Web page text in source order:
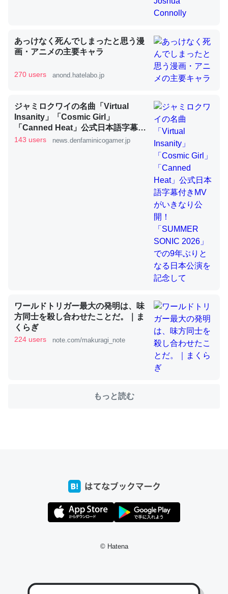
論文では「淡水はカルシウムも酸素も不足してて両方に不
利だから両方が拮抗してるのでは」とあって面白い。海に
いる鋏角類（カブトガニ・ウミグモ）はカルシウムを使わ
ずキチンを強化してる筈だが、酵素が違うのか？
いのか」に関する新仮説
これを元に考えるとカルシウムを大量に使う脊椎動物と貝
類は苦労してるんだな…。腹足類だと殻を無くしてナメク
─ニュース :: 【研究発表】昆虫学の大問題＝「昆虫はなぜ海にいな
ウチもEchoを実家に置いて４年。でたまに覗いてる。ぼ
位置情報を共有してる。電池残量や充電中かが分かるので
これ見て生きてるなって分かる。
─たまにLINEするくらいだった遠方の父67歳と僕。ITツール導入で
コミュニケーションが劇的に変化した｜tayorini by LIFULL介護
たいなのでネット環境作ったけどAlexaしか使わないので
あっけなく死んでしまったと思う漫
画・アニメの主要キャラ
270 users anond.hatelabo.jp
ジャミロクワイの名曲「Virtual
Insanity」「Cosmic Girl」
「Canned Heat」公式日本語字幕付
きMVがいきなり公開！「SUMMER
143 users news.denfaminicogamer.jp
ワールドトリガー最大の発明は、味
方同士を殺し合わせたことだ。｜ま
くらぎ
224 users note.com/makuragi_note
もっと読む
© Hatena